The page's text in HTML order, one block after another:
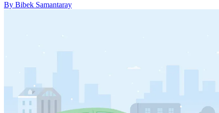
By Bibek Samantaray